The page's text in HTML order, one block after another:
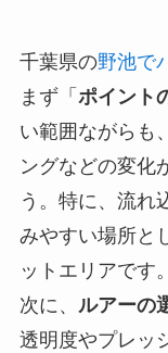
千葉県の野池で
まず「 ポイント
い範囲ながらも
ングなどの変化
う。特に、流れ
みやすい場所と
ットエリアです。
次に、 ルアーの
透明度やプレッ